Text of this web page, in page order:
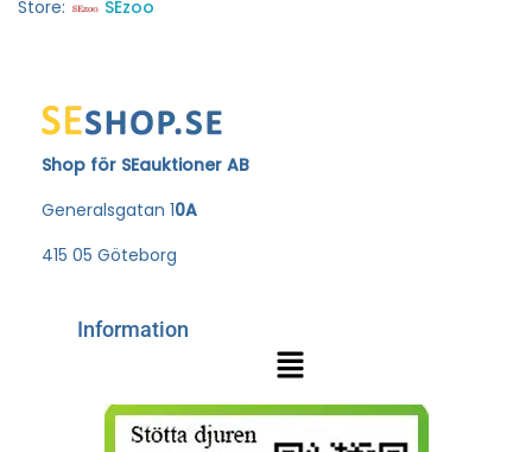
Store: SEzoo
Shop för SEauktioner AB
Generalsgatan 10A
415 05 Göteborg
Information